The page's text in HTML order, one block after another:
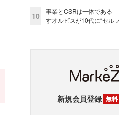
10
事業とCSRは一体である
すオルビスが10代に“セル
新規会員登録 無料